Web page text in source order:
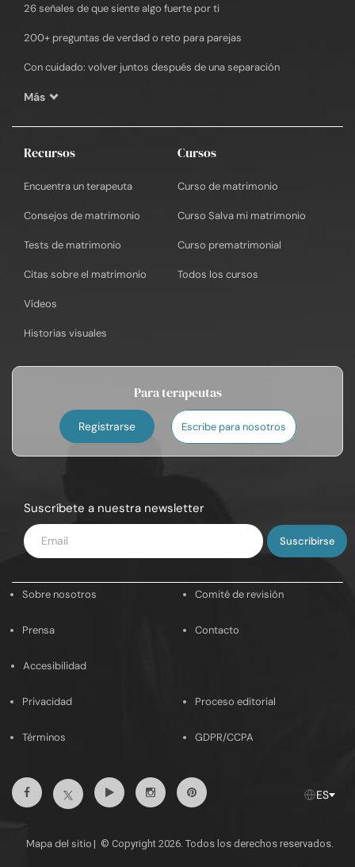
26 señales de que siente algo fuerte por ti
200+ preguntas de verdad o reto para parejas
Con cuidado: volver juntos después de una separación
Más
Recursos
Encuentra un terapeuta
Consejos de matrimonio
Tests de matrimonio
Citas sobre el matrimonio
Vídeos
Historias visuales
Cursos
Curso de matrimonio
Curso Salva mi matrimonio
Curso prematrimonial
Todos los cursos
Para terapeutas
Registrarse Escribe para nosotros
Suscríbete a nuestra newsletter
Introduce
tu
Sobre nosotros Comité de revisión
Prensa Contacto
Accesibilidad
Privacidad Proceso editorial
Términos GDPR/CCPA
FacebookTwitterYoutubeInstagramPinterest ES
Mapa del sitio | © Copyright 2026. Todos los derechos reservados.